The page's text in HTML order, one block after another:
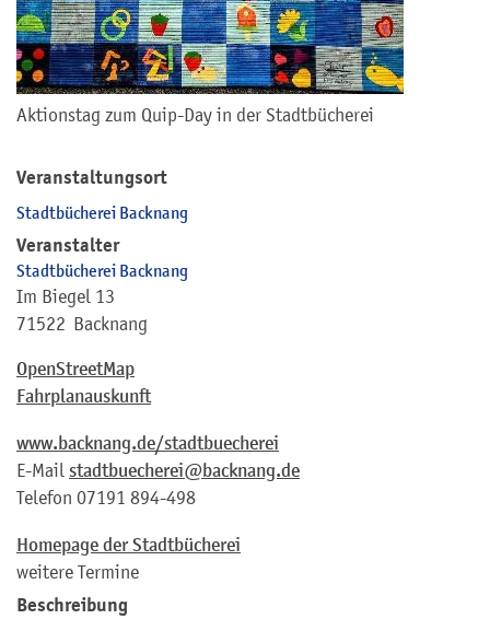
Aktionstag zum Quip-Day in der Stadtbücherei
Veranstaltungsort
Stadtbücherei Backnang
Veranstalter
Stadtbücherei Backnang
Im Biegel 13
71522 Backnang
OpenStreetMap
Fahrplanauskunft
www.backnang.de/stadtbuecherei
E-Mail stadtbuecherei@backnang.de
Telefon 07191 894-498
Homepage der Stadtbücherei
weitere Termine
Beschreibung